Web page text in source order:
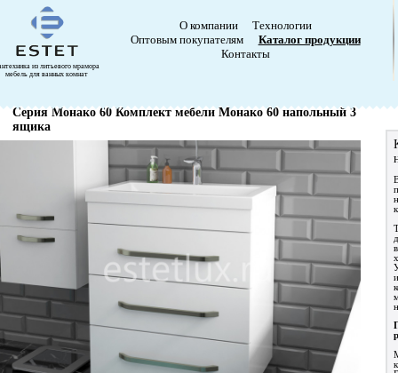
из литьевого мрамора
мебель для ванных комнат
О компании
Технологии
Оптовым покупателям
Каталог продукции
Контакты
Серия Монако 60 Комплект мебели Монако 60 напольный 3
ящика